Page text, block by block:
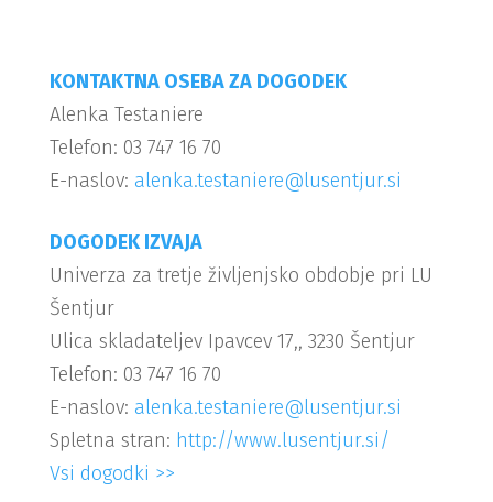
KONTAKTNA OSEBA ZA DOGODEK
Alenka Testaniere
Telefon: 03 747 16 70
E-naslov: alenka.testaniere@lusentjur.si
DOGODEK IZVAJA
Univerza za tretje življenjsko obdobje pri LU
Šentjur
Ulica skladateljev Ipavcev 17,, 3230 Šentjur
Telefon: 03 747 16 70
E-naslov: alenka.testaniere@lusentjur.si
Spletna stran: http://www.lusentjur.si/
Vsi dogodki >>